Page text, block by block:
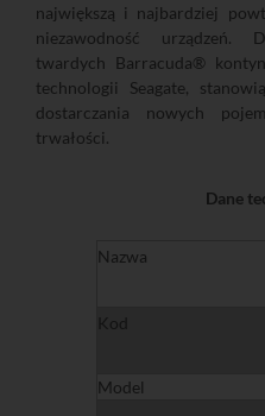
największą i najbardziej
niezawodność urządzeń.
twardych Barracuda®
technologii Seagate,
dostarczania nowych
trwałości.
Dane
Nazwa
Kod
Model